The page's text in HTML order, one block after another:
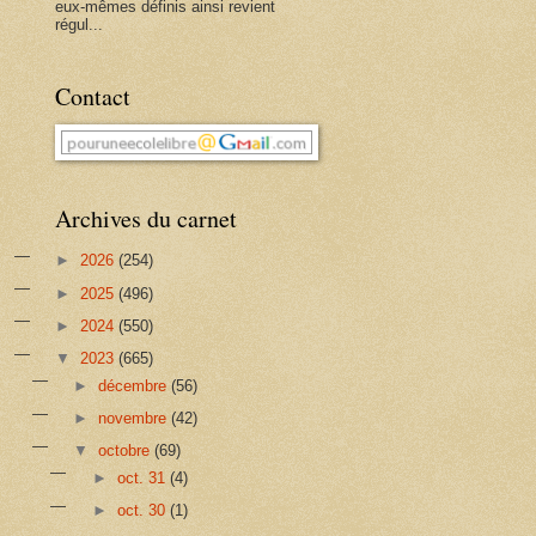
eux-mêmes définis ainsi revient
régul...
Contact
Archives du carnet
► 2026 (254)
► 2025 (496)
► 2024 (550)
▼ 2023 (665)
►décembre(56)
►novembre(42)
▼octobre(69)
► oct. 31 (4)
► oct. 30 (1)